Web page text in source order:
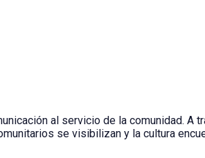
al servicio de la comunidad.
se visibilizan y la cultura